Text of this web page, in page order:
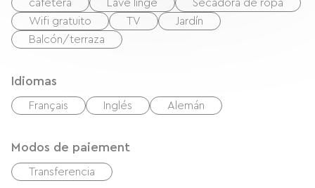
cafetera Lave linge
Secadora de ropa
Wifi gratuito
TV
Jardín
Balcón/terraza
Idiomas
Français Inglés Alemán
Modos de paiement
Transferencia